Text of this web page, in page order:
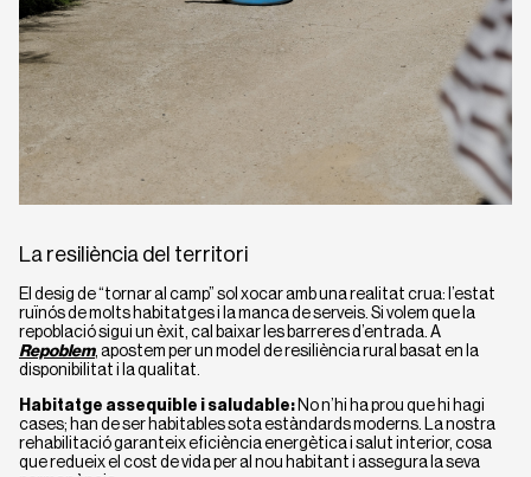
La resiliència del territori
El desig de “tornar al camp” sol xocar amb una realitat crua: l’estat
ruïnós de molts habitatges i la manca de serveis. Si volem que la
repoblació sigui un èxit, cal baixar les barreres d’entrada. A
Repoblem, apostem per un model de resiliència rural basat en la
disponibilitat i la qualitat.
Habitatge assequible i saludable: No n’hi ha prou que hi hagi
cases; han de ser habitables sota estàndards moderns. La nostra
rehabilitació garanteix eficiència energètica i salut interior, cosa
que redueix el cost de vida per al nou habitant i assegura la seva